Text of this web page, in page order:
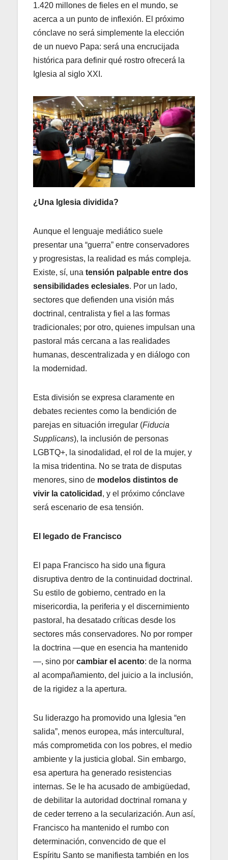
1.420 millones de fieles en el mundo, se
acerca a un punto de inflexión. El próximo
cónclave no será simplemente la elección
de un nuevo Papa: será una encrucijada
histórica para definir qué rostro ofrecerá la
Iglesia al siglo XXI.
¿Una Iglesia dividida?
Aunque el lenguaje mediático suele
presentar una “guerra” entre conservadores
y progresistas, la realidad es más compleja.
Existe, sí, una tensión palpable entre dos
sensibilidades eclesiales. Por un lado,
sectores que defienden una visión más
doctrinal, centralista y fiel a las formas
tradicionales; por otro, quienes impulsan una
pastoral más cercana a las realidades
humanas, descentralizada y en diálogo con
la modernidad.
Esta división se expresa claramente en
debates recientes como la bendición de
parejas en situación irregular (Fiducia
Supplicans), la inclusión de personas
LGBTQ+, la sinodalidad, el rol de la mujer, y
la misa tridentina. No se trata de disputas
menores, sino de modelos distintos de
vivir la catolicidad , y el próximo cónclave
será escenario de esa tensión.
El legado de Francisco
El papa Francisco ha sido una figura
disruptiva dentro de la continuidad doctrinal.
Su estilo de gobierno, centrado en la
misericordia, la periferia y el discernimiento
pastoral, ha desatado críticas desde los
sectores más conservadores. No por romper
la doctrina —que en esencia ha mantenido
—, sino por cambiar el acento: de la norma
al acompañamiento, del juicio a la inclusión,
de la rigidez a la apertura.
Su liderazgo ha promovido una Iglesia “en
salida”, menos europea, más intercultural,
más comprometida con los pobres, el medio
ambiente y la justicia global. Sin embargo,
esa apertura ha generado resistencias
internas. Se le ha acusado de ambigüedad,
de debilitar la autoridad doctrinal romana y
de ceder terreno a la secularización. Aun así,
Francisco ha mantenido el rumbo con
determinación, convencido de que el
Espíritu Santo se manifiesta también en los